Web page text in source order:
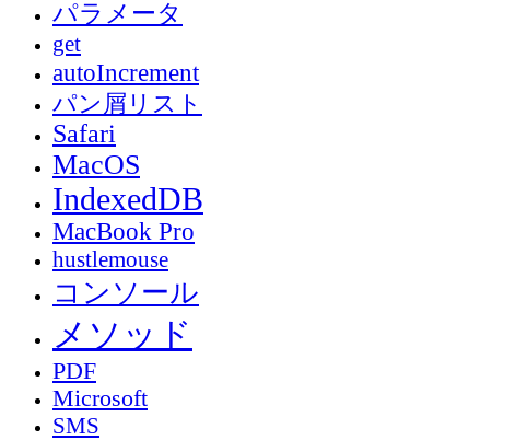
パラメータ
get
autoIncrement
パン屑リスト
Safari
MacOS
IndexedDB
MacBook Pro
hustlemouse
コンソール
メソッド
PDF
Microsoft
SMS